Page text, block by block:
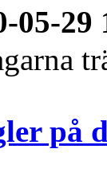
05-29
på